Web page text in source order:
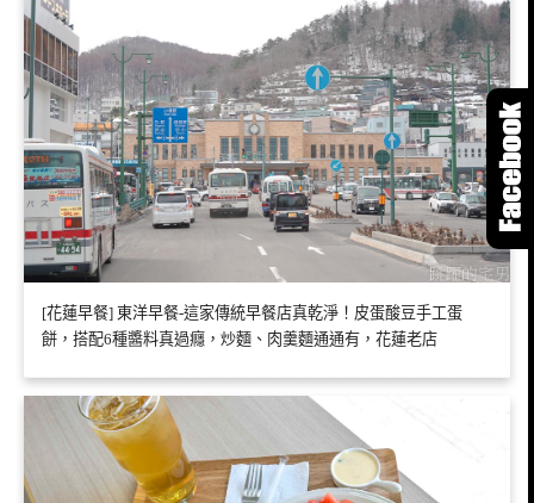
[花蓮早餐] 東洋早餐-這家傳統早餐店真乾淨！皮蛋酸豆手工蛋
餅，搭配6種醬料真過癮，炒麵、肉羹麵通通有，花蓮老店